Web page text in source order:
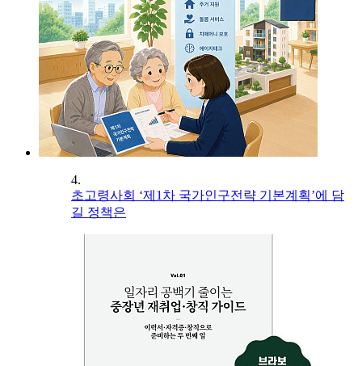
4.
초고령사회 ‘제1차 국가인구전략 기본계획’에 담
길 정책은